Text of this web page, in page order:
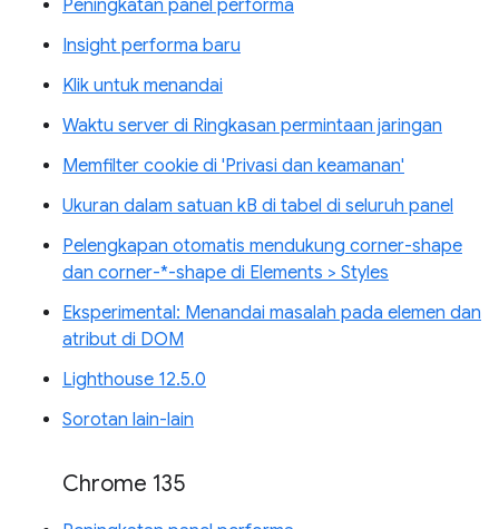
Peningkatan panel performa
Insight performa baru
Klik untuk menandai
Waktu server di Ringkasan permintaan jaringan
Memfilter cookie di 'Privasi dan keamanan'
Ukuran dalam satuan kB di tabel di seluruh panel
Pelengkapan otomatis mendukung corner-shape
dan corner-*-shape di Elements > Styles
Eksperimental: Menandai masalah pada elemen dan
atribut di DOM
Lighthouse 12.5.0
Sorotan lain-lain
Chrome 135